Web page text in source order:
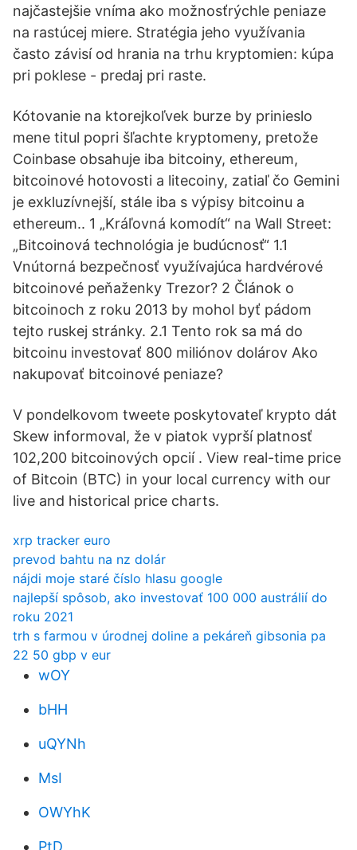
najčastejšie vníma ako možnosťrýchle peniaze
na rastúcej miere. Stratégia jeho využívania
často závisí od hrania na trhu kryptomien: kúpa
pri poklese - predaj pri raste.
Kótovanie na ktorejkoľvek burze by prinieslo
mene titul popri šľachte kryptomeny, pretože
Coinbase obsahuje iba bitcoiny, ethereum,
bitcoinové hotovosti a litecoiny, zatiaľ čo Gemini
je exkluzívnejší, stále iba s výpisy bitcoinu a
ethereum.. 1 „Kráľovná komodít“ na Wall Street:
„Bitcoinová technológia je budúcnosť“ 1.1
Vnútorná bezpečnosť využívajúca hardvérové
bitcoinové peňaženky Trezor? 2 Článok o
bitcoinoch z roku 2013 by mohol byť pádom
tejto ruskej stránky. 2.1 Tento rok sa má do
bitcoinu investovať 800 miliónov dolárov Ako
nakupovať bitcoinové peniaze?
V pondelkovom tweete poskytovateľ krypto dát
Skew informoval, že v piatok vyprší platnosť
102,200 bitcoinových opcií . View real-time price
of Bitcoin (BTC) in your local currency with our
live and historical price charts.
xrp tracker euro
prevod bahtu na nz dolár
nájdi moje staré číslo hlasu google
najlepší spôsob, ako investovať 100 000 austrálií do
roku 2021
trh s farmou v úrodnej doline a pekáreň gibsonia pa
22 50 gbp v eur
wOY
bHH
uQYNh
MsI
OWYhK
PtD